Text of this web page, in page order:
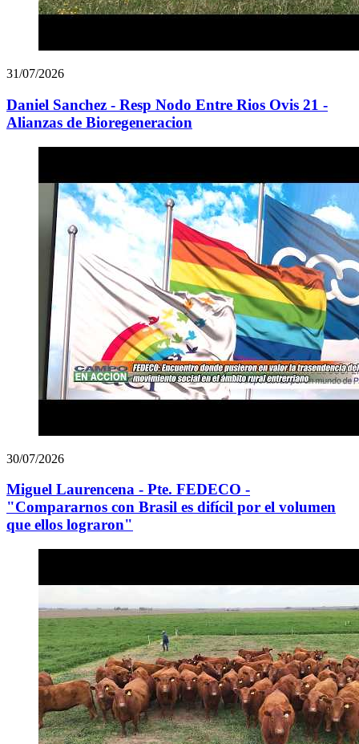
31/07/2026
Daniel Sanchez - Resp Nodo Entre Rios Ovis 21 -
Alianzas de Bioregeneracion
30/07/2026
Miguel Laurencena - Pte. FEDECO -
"Compararnos con Brasil es difícil por el volumen
que ellos lograron"